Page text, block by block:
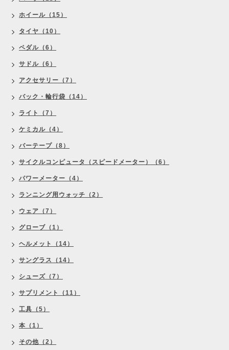
ホイール（15）
タイヤ（10）
ペダル（6）
サドル（6）
アクセサリー（7）
バック・輪行袋（14）
ライト（7）
ケミカル（4）
バーテープ（8）
サイクルコンピュータ（スピードメーター）（6）
パワーメーター（4）
ランニング用ウォッチ（2）
ウェア（7）
グローブ（1）
ヘルメット（14）
サングラス（14）
シューズ（7）
サプリメント（11）
工具（5）
本（1）
その他（2）